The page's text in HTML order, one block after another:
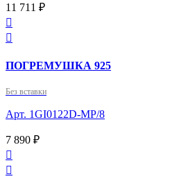
11 711 ₽


ПОГРЕМУШКА 925
Без вставки
Арт. 1GI0122D-MP/8
7 890 ₽

